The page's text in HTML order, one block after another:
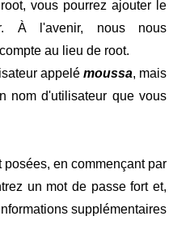
vous pourrez ajouter le
À l'avenir, nous nous
au lieu de root.
appelé moussa, mais
nom d'utilisateur que vous
en commençant par
un mot de passe fort et,
supplémentaires